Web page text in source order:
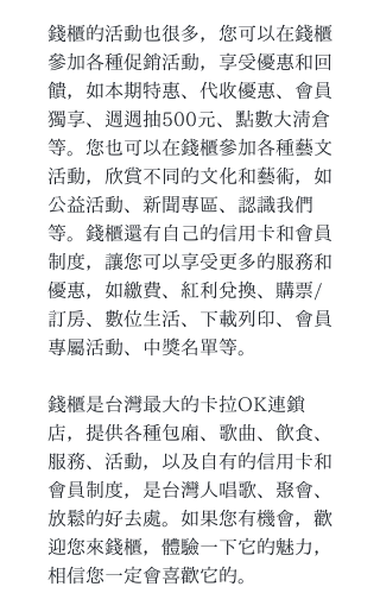
錢櫃的活動也很多，您可以在錢櫃
參加各種促銷活動，享受優惠和回
饋，如本期特惠、代收優惠、會員
獨享、週週抽500元、點數大清倉
等。您也可以在錢櫃參加各種藝文
活動，欣賞不同的文化和藝術，如
公益活動、新聞專區、認識我們
等。錢櫃還有自己的信用卡和會員
制度，讓您可以享受更多的服務和
優惠，如繳費、紅利兌換、購票/
訂房、數位生活、下載列印、會員
專屬活動、中獎名單等。
錢櫃是台灣最大的卡拉OK連鎖
店，提供各種包廂、歌曲、飲食、
服務、活動，以及自有的信用卡和
會員制度，是台灣人唱歌、聚會、
放鬆的好去處。如果您有機會，歡
迎您來錢櫃，體驗一下它的魅力，
相信您一定會喜歡它的。